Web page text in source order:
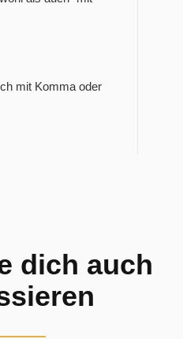
mit Komma oder
dich auch